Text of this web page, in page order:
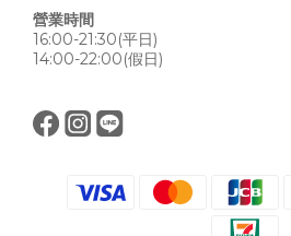
營業時間
16:00-21:30(平日)
14:00-22:00(假日)